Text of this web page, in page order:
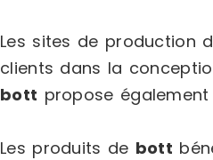
Les sites de production
clients dans la
bott propose
Les produits de bott